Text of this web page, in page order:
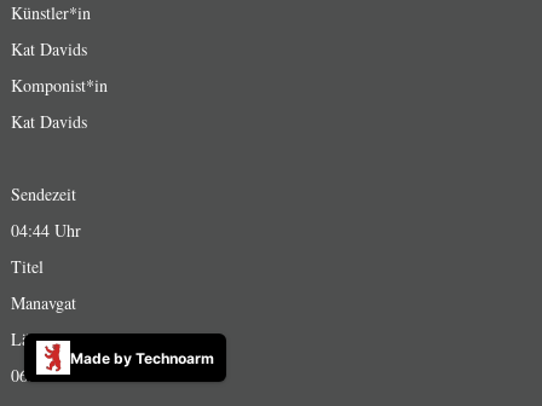
Künstler*in
Kat Davids
Komponist*in
Kat Davids
Sendezeit
04:44 Uhr
Titel
Manavgat
Länge
06:14 Minuten
Made by Technoarm